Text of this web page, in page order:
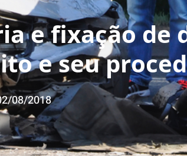
e fixação de
e seu
08/2018